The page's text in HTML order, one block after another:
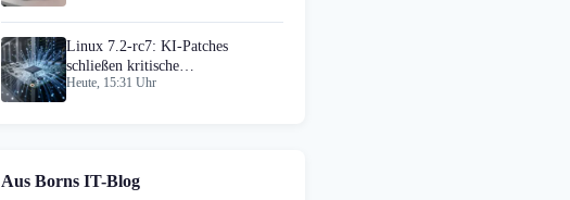
Linux 7.2-rc7: KI-Patches
schließen kritische
Sicherheitslücken
Heute, 15:31 Uhr
Aus Borns IT-Blog